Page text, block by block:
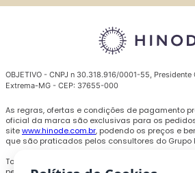
OBJETIVO - CNPJ n 30.318.916/0001-55,
Extrema-MG - CEP: 37655-000
As regras, ofertas e condições de pagamento
oficial da marca são exclusivas para os
sitewww.hinode.com.br, podendo os preços e
que são praticados pelos consultores do Grupo
Todas as promoções, descontos e preços são